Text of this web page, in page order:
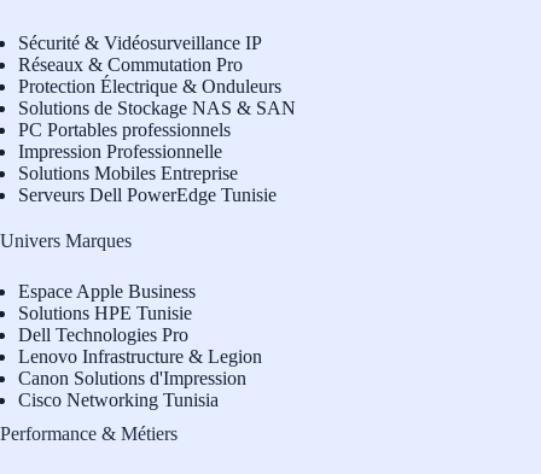
Sécurité & Vidéosurveillance IP
Réseaux & Commutation Pro
Protection Électrique & Onduleurs
Solutions de Stockage NAS & SAN
PC Portables professionnels
Impression Professionnelle
Solutions Mobiles Entreprise
Serveurs Dell PowerEdge Tunisie
Univers Marques
Espace Apple Business
Solutions HPE Tunisie
Dell Technologies Pro
Lenovo Infrastructure & Legion
Canon Solutions d'Impression
Cisco Networking Tunisia
Performance & Métiers